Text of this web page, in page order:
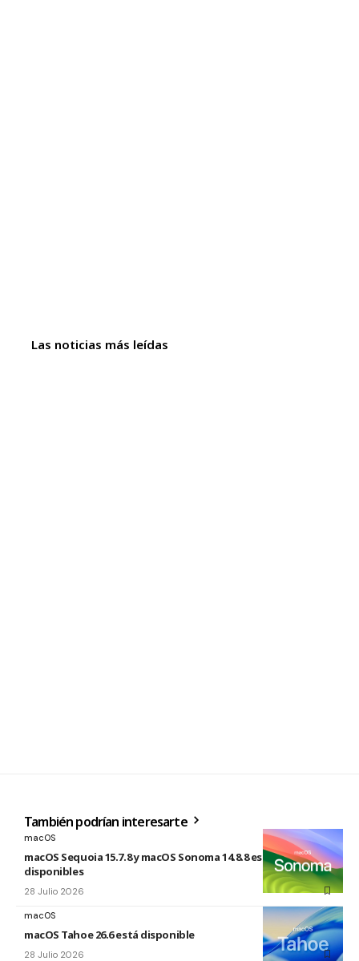
Las noticias más leídas
También podrían interesarte
macOS
macOS Sequoia 15.7.8 y macOS Sonoma 14.8.8 están
disponibles
28 Julio 2026
macOS
macOS Tahoe 26.6 está disponible
28 Julio 2026